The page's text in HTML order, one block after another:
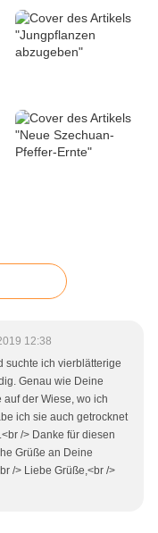
12:38
suchte ich vierblätterige
Genau wie Deine
der Wiese, wo ich
ich sie auch getrocknet
/> Danke für diesen
Grüße an Deine
/> Liebe Grüße,<br />